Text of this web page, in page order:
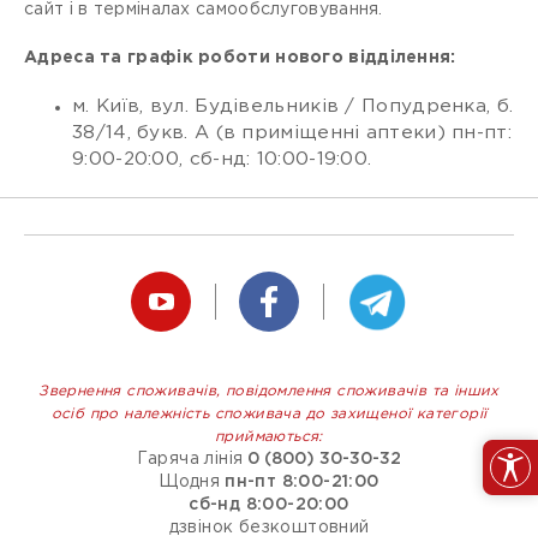
сайт і в терміналах самообслуговування.
Адреса та графік роботи нового відділення:
м. Київ, вул. Будівельників / Попудренка, б.
38/14, букв. А (в приміщенні аптеки) пн-пт:
9:00-20:00, сб-нд: 10:00-19:00.
Звернення споживачів, повідомлення споживачів та інших
осіб про належність споживача до захищеної категорії
приймаються:
Гаряча лінія 0 (800) 30-30-32
Щодня пн-пт 8:00-21:00
сб-нд 8:00-20:00
дзвінок безкоштовний